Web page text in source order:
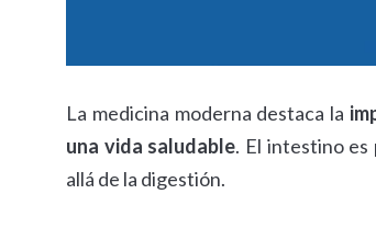
La medicina moderna destaca la
una vida saludable. El intestino es
allá de la digestión.